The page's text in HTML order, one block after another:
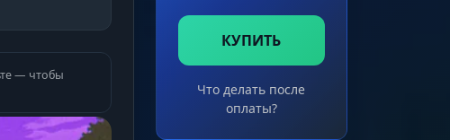
— чтобы
КУПИТЬ
Что делать после
оплаты?